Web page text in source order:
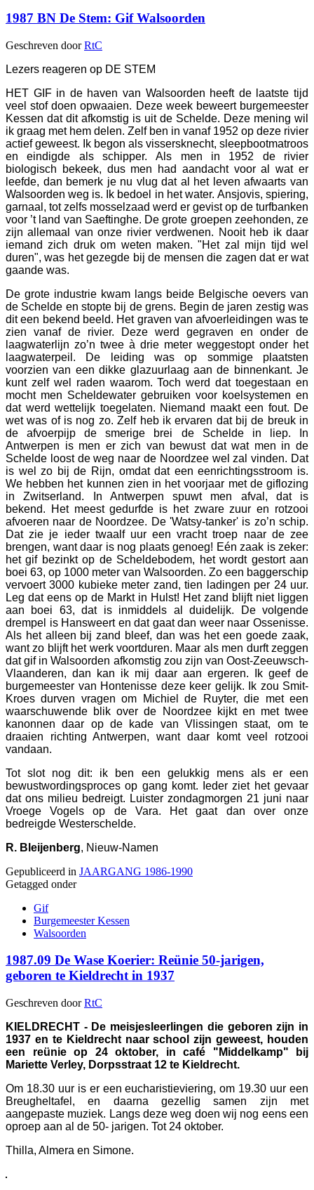
1987 BN De Stem: Gif Walsoorden
Geschreven doorRtC
Lezers reageren op DE STEM
HET GIF in de haven van Walsoorden heeft de laatste tijd
veel stof doen opwaaien. Deze week beweert burgemeester
Kessen dat dit afkomstig is uit de Schelde. Deze mening wil
ik graag met hem delen. Zelf ben in vanaf 1952 op deze rivier
actief geweest. Ik begon als vissersknecht, sleepbootmatroos
en eindigde als schipper. Als men in 1952 de rivier
biologisch bekeek, dus men had aandacht voor al wat er
leefde, dan bemerk je nu vlug dat al het leven afwaarts van
Walsoorden weg is. Ik bedoel in het water. Ansjovis, spiering,
garnaal, tot zelfs mosselzaad werd er gevist op de turfbanken
voor ’t land van Saeftinghe. De grote groepen zeehonden, ze
zijn allemaal van onze rivier verdwenen. Nooit heb ik daar
iemand zich druk om weten maken. "Het zal mijn tijd wel
duren", was het gezegde bij de mensen die zagen dat er wat
gaande was.
De grote industrie kwam langs beide Belgische oevers van
de Schelde en stopte bij de grens. Begin de jaren zestig was
dit een bekend beeld. Het graven van afvoerleidingen was te
zien vanaf de rivier. Deze werd gegraven en onder de
laagwaterlijn zo’n twee à drie meter weggestopt onder het
laagwaterpeil. De leiding was op sommige plaatsten
voorzien van een dikke glazuurlaag aan de binnenkant. Je
kunt zelf wel raden waarom. Toch werd dat toegestaan en
mocht men Scheldewater gebruiken voor koelsystemen en
dat werd wettelijk toegelaten. Niemand maakt een fout. De
wet was of is nog zo. Zelf heb ik ervaren dat bij de breuk in
de afvoerpijp de smerige brei de Schelde in liep. In
Antwerpen is men er zich van bewust dat wat men in de
Schelde loost de weg naar de Noordzee wel zal vinden. Dat
is wel zo bij de Rijn, omdat dat een eenrichtingsstroom is.
We hebben het kunnen zien in het voorjaar met de giflozing
in Zwitserland. In Antwerpen spuwt men afval, dat is
bekend. Het meest gedurfde is het zware zuur en rotzooi
afvoeren naar de Noordzee. De 'Watsy-tanker' is zo’n schip.
Dat zie je ieder twaalf uur een vracht troep naar de zee
brengen, want daar is nog plaats genoeg! Eén zaak is zeker:
het gif bezinkt op de Scheldebodem, het wordt gestort aan
boei 63, op 1000 meter van Walsoorden. Zo een baggerschip
vervoert 3000 kubieke meter zand, tien ladingen per 24 uur.
Leg dat eens op de Markt in Hulst! Het zand blijft niet liggen
aan boei 63, dat is inmiddels al duidelijk. De volgende
drempel is Hansweert en dat gaat dan weer naar Ossenisse.
Als het alleen bij zand bleef, dan was het een goede zaak,
want zo blijft het werk voortduren. Maar als men durft zeggen
dat gif in Walsoorden afkomstig zou zijn van Oost-Zeeuwsch-
Vlaanderen, dan kan ik mij daar aan ergeren. Ik geef de
burgemeester van Hontenisse deze keer gelijk. Ik zou Smit-
Kroes durven vragen om Michiel de Ruyter, die met een
waarschuwende blik over de Noordzee kijkt en met twee
kanonnen daar op de kade van Vlissingen staat, om te
draaien richting Antwerpen, want daar komt veel rotzooi
vandaan.
Tot slot nog dit: ik ben een gelukkig mens als er een
bewustwordingsproces op gang komt. Ieder ziet het gevaar
dat ons milieu bedreigt. Luister zondagmorgen 21 juni naar
Vroege Vogels op de Vara. Het gaat dan over onze
bedreigde Westerschelde.
R. Bleijenberg, N ieuw-Namen
Gepubliceerd in JAARGANG 1986-1990
Getagged onder
Gif
Burgemeester Kessen
Walsoorden
1987.09 De Wase Koerier: Reünie 50-jarigen,
geboren te Kieldrecht in 1937
Geschreven doorRtC
KIELDRECHT - De meisjesleerlingen die geboren zijn in
1937 en te Kieldrecht naar school zijn geweest, houden
een reünie op 24 oktober, in café "Middelkamp" bij
Mariette Verley, Dorpsstraat 12 te Kieldrecht.
Om 18.30 uur is er een eucharistieviering, om 19.30 uur een
Breugheltafel, en daarna gezellig samen zijn met
aangepaste muziek. Langs deze weg doen wij nog eens een
oproep aan al de 50- jarigen. Tot 24 oktober.
Thilla, Almera en Simone.